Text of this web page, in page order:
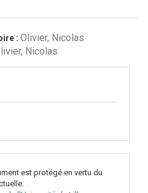
: Olivier, Nicolas
Nicolas
est protégé en vertu du